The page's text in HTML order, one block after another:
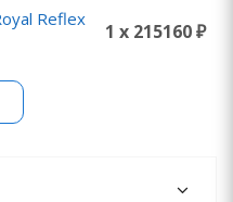
Reflex
1 x 215160 ₽